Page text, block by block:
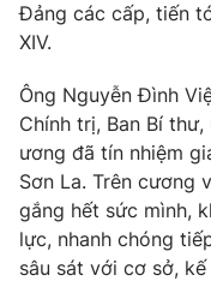
Photo
Video
VTV Money
VTV Sức khoẻ
Đảng các cấp, tiến
XIV.
Ông Nguyễn Đình
Chính trị, Ban Bí
ương đã tín nhiệm
Sơn La. Trên cương
gắng hết sức mình,
lực, nhanh chóng
sâu sát với cơ sở,